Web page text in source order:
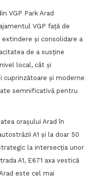
VGP Park Arad
VGP față de
și consolidare a
de a susține
local, cât și
cuprinzătoare și moderne
semnificativă pentru
orașului Arad în
A1 și la doar 50
la intersecţia unor
A1, E671 axa vestică
este cel mai